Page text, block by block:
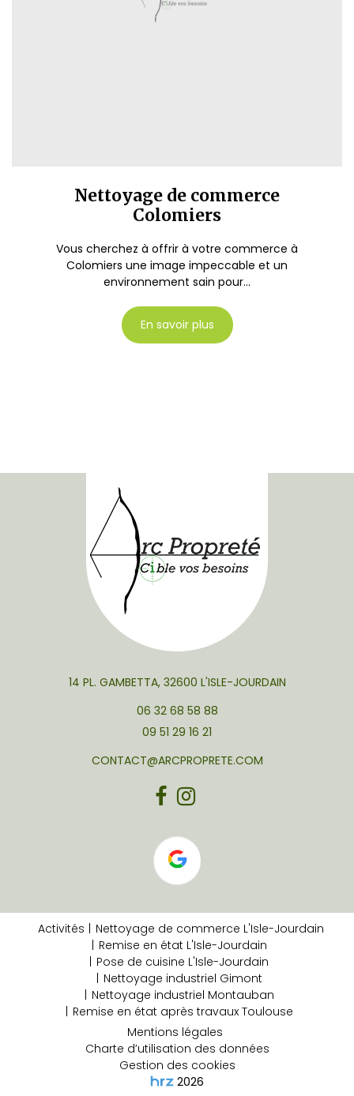
Nettoyage de commerce
Colomiers
Vous cherchez à offrir à votre commerce à
Colomiers une image impeccable et un
environnement sain pour...
En savoir plus
14 PL. GAMBETTA, 32600 L'ISLE-JOURDAIN
06 32 68 58 88
09 51 29 16 21
CONTACT@ARCPROPRETE.COM
Activités
Nettoyage de commerce L'Isle-Jourdain
Remise en état L'Isle-Jourdain
Pose de cuisine L'Isle-Jourdain
Nettoyage industriel Gimont
Nettoyage industriel Montauban
Remise en état après travaux Toulouse
Mentions légales
Charte d’utilisation des données
Gestion des cookies
2026